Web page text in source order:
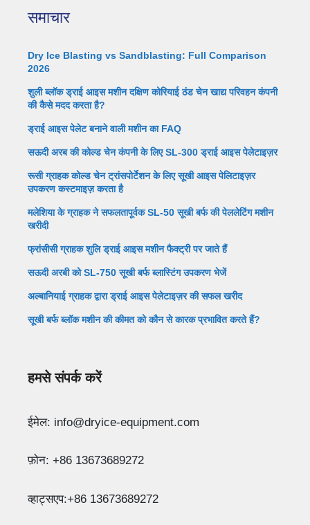
समाचार
Dry Ice Blasting vs Sandblasting: Full Comparison
2026
शुली ब्लॉक ड्राई आइस मशीन दक्षिण कोरियाई ठंड चेन खाद्य परिवहन कंपनी
की कैसे मदद करता है?
ड्राई आइस पेलेट बनाने वाली मशीन का FAQ
सऊदी अरब की कोल्ड चेन कंपनी के लिए SL-300 ड्राई आइस पेलेटाइज़र
रूसी ग्राहक कोल्ड चेन ट्रांसपोर्टेशन के लिए सूखी आइस पेलिटाइज़र
उपकरण कस्टमाइज़ करता है
मलेशिया के ग्राहक ने सफलतापूर्वक SL-50 सूखी बर्फ की पेललेटिंग मशीन
खरीदी
फ्रांसीसी ग्राहक शुलि ड्राई आइस मशीन फैक्ट्री पर जाते हैं
सऊदी अरबी को SL-750 सूखी बर्फ ब्लास्टिंग उपकरण भेजें
अल्बानियाई ग्राहक द्वारा ड्राई आइस पेलेटाइज़र की सफल खरीद
सूखी बर्फ ब्लॉक मशीन की कीमत को कौन से कारक प्रभावित करते हैं?
हमसे संपर्क करें
ईमेल: info@dryice-equipment.com
फ़ोन: +86 13673689272
व्हाट्सएप:+86 13673689272